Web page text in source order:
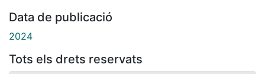
Data de publicació
2024
Tots els drets reservats